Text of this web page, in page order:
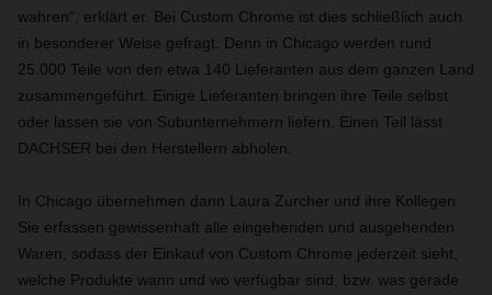
wahren“, erklärt er. Bei Custom Chrome ist dies schließlich auch
in besonderer Weise gefragt. Denn in Chicago werden rund
25.000 Teile von den etwa 140 Lieferanten aus dem ganzen Land
zusammengeführt. Einige Lieferanten bringen ihre Teile selbst
oder lassen sie von Subunternehmern liefern. Einen Teil lässt
DACHSER bei den Herstellern abholen.
In Chicago übernehmen dann Laura Zurcher und ihre Kollegen.
Sie erfassen gewissenhaft alle eingehenden und ausgehenden
Waren, sodass der Einkauf von Custom Chrome jederzeit sieht,
welche Produkte wann und wo verfügbar sind, bzw. was gerade